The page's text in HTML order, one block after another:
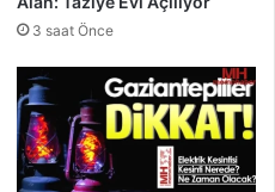
3 saat Önce